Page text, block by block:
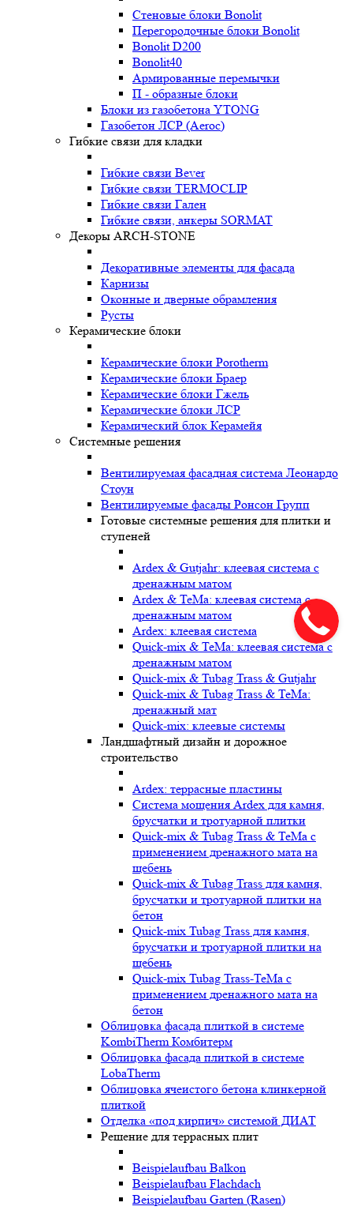
Стеновые блоки Bonolit
Перегородочные блоки Bonolit
Bonolit D200
Bonolit40
Армированные перемычки
П - образные блоки
Блоки из газобетона YTONG
Газобетон ЛСР (Aeroc)
Гибкие связи для кладки
Гибкие связи Bever
Гибкие связи TERMOCLIP
Гибкие связи Гален
Гибкие связи, анкеры SORMAT
Декоры ARCH-STONE
Декоративные элементы для фасада
Карнизы
Оконные и дверные обрамления
Русты
Керамические блоки
Керамические блоки Porotherm
Керамические блоки Браер
Керамические блоки Гжель
Керамические блоки ЛСР
Керамический блок Керамейя
Системные решения
Вентилируемая фасадная система Леонардо
Стоун
Вентилируемые фасады Ронсон Групп
Готовые системные решения для плитки и
ступеней
Ardex & Gutjahr: клеевая система с
дренажным матом
Ardex & TeMa: клеевая система с
дренажным матом
Ardex: клеевая система
Quick-mix & TeMa: клеевая система с
дренажным матом
Quick-mix & Tubag Trass & Gutjahr
Quick-mix & Tubag Trass & TeMa:
дренажный мат
Quick-mix: клеевые системы
Ландшафтный дизайн и дорожное
строительство
Ardex: террасные пластины
Cистема мощения Ardex для камня,
брусчатки и тротуарной плитки
Quick-mix & Tubag Trass & TeMa с
применением дренажного мата на
щебень
Quick-mix & Tubag Trass для камня,
брусчатки и тротуарной плитки на
бетон
Quick-mix Tubag Trass для камня,
брусчатки и тротуарной плитки на
щебень
Quick-mix Tubag Trass-TeMa с
применением дренажного мата на
бетон
Облицовка фасада плиткой в системе
KombiTherm Комбитерм
Облицовка фасада плиткой в системе
LobaTherm
Облицовка ячеистого бетона клинкерной
плиткой
Отделка «под кирпич» системой ДИАТ
Решение для террасных плит
Beispielaufbau Balkon
Beispielaufbau Flachdach
Beispielaufbau Garten (Rasen)